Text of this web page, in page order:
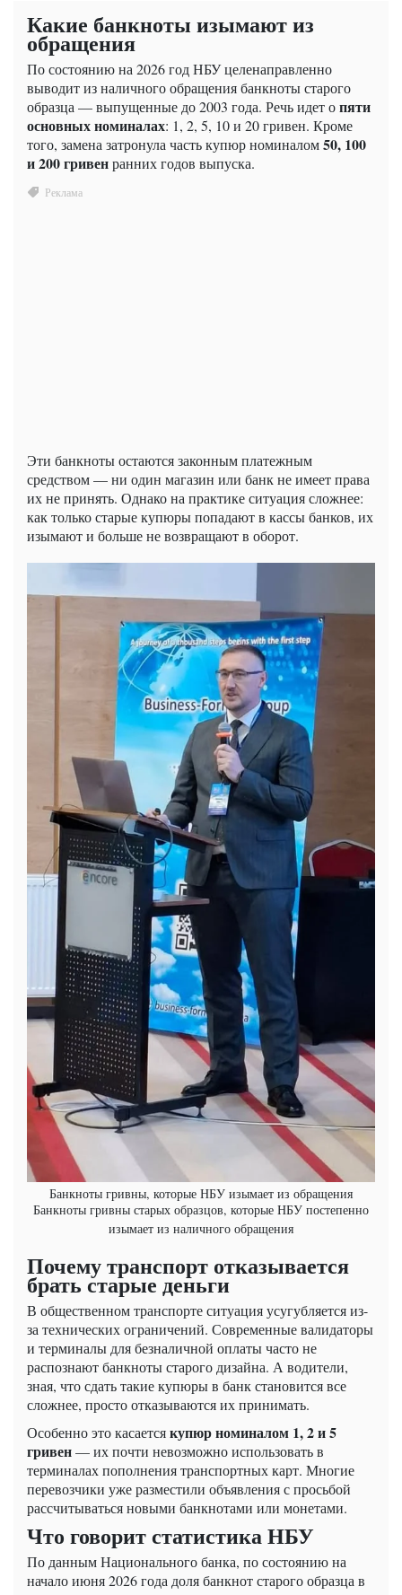
Какие банкноты изымают из
обращения
По состоянию на 2026 год НБУ целенаправленно
выводит из наличного обращения банкноты старого
образца — выпущенные до 2003 года. Речь идет опяти
основных номиналах: 1, 2, 5, 10 и 20 гривен. Кроме
того, замена затронула часть купюр номиналом50, 100
и 200 гривенранних годов выпуска.
Эти банкноты остаются законным платежным
средством — ни один магазин или банк не имеет права
их не принять. Однако на практике ситуация сложнее:
как только старые купюры попадают в кассы банков, их
изымают и больше не возвращают в оборот.
Банкноты гривны, которые НБУ изымает из обращения
Банкноты гривны старых образцов, которые НБУ постепенно
изымает из наличного обращения
Почему транспорт отказывается
брать старые деньги
В общественном транспорте ситуация усугубляется из-
за технических ограничений. Современные валидаторы
и терминалы для безналичной оплаты часто не
распознают банкноты старого дизайна. А водители,
зная, что сдать такие купюры в банк становится все
сложнее, просто отказываются их принимать.
Особенно это касаетсякупюр номиналом 1, 2 и 5
гривен— их почти невозможно использовать в
терминалах пополнения транспортных карт. Многие
перевозчики уже разместили объявления с просьбой
рассчитываться новыми банкнотами или монетами.
Что говорит статистика НБУ
По данным Национального банка, по состоянию на
начало июня 2026 года доля банкнот старого образца в